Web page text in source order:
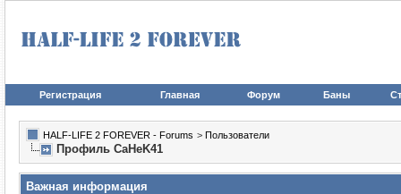
Регистрация Главная Форум Баны
HALF-LIFE 2 FOREVER - Forums > Пользователи
Профиль CaHeK41
Важная информация